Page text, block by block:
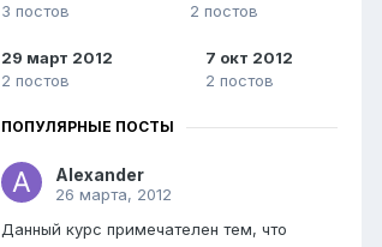
3 постов
2 постов
29 март 2012
2 постов
7 окт 2012
2 постов
ПОПУЛЯРНЫЕ ПОСТЫ
Alexander
26 марта, 2012
Данный курс примечателен тем, что